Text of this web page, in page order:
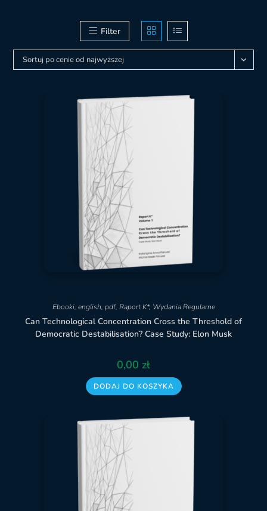
Filter
Sortuj po cenie od najwyższej
Ebooki, english, pdf, Raport K*, Wydania Regularne
Can Technological Concentration Cross the Threshold of
Democratic Destabilisation? Case Study: Elon Musk
0,00 zł
DODAJ DO KOSZYKA